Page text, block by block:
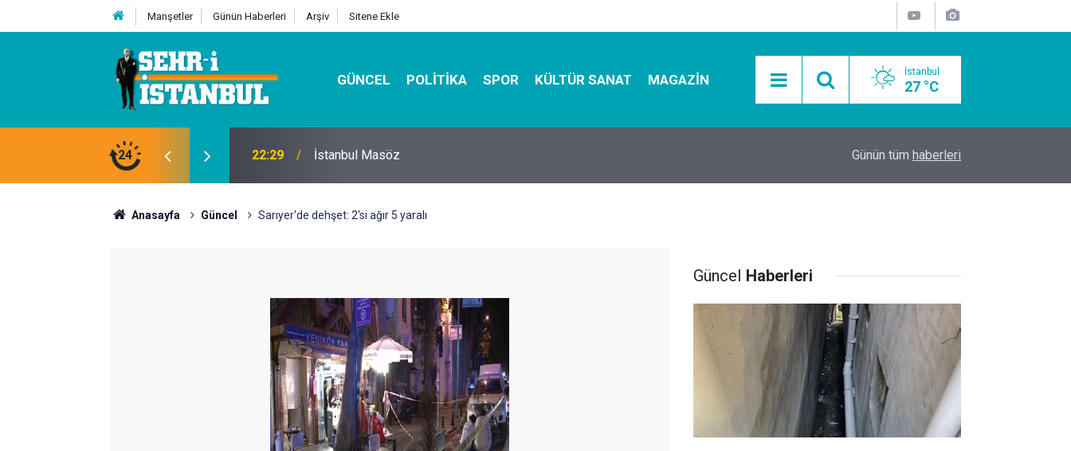
Manşetler Günün Haberleri Arşiv Sitene Ekle
GÜNCEL POLITIKA SPOR KÜLTÜR SANAT MAGAZIN İstanbul
27 °C
24 07:32 Kutu Sihirbazı ile Estetik, Dayanıklı ve Çevre Dostu Ambalaj Mobil Araçlarla Hayır Lokması Dağıtımının
Günün tüm haberleri
Anasayfa Güncel Sarıyer'de dehşet: 2'si ağır 5 yaralı
Güncel Haberleri